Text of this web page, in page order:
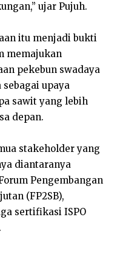
ujar Pujuh.
itu menjadi bukti
memajukan
pekebun swadaya
upaya
sawit yang lebih
depan.
stakeholder yang
diantaranya
Pengembangan
(FP2SB),
sertifikasi ISPO